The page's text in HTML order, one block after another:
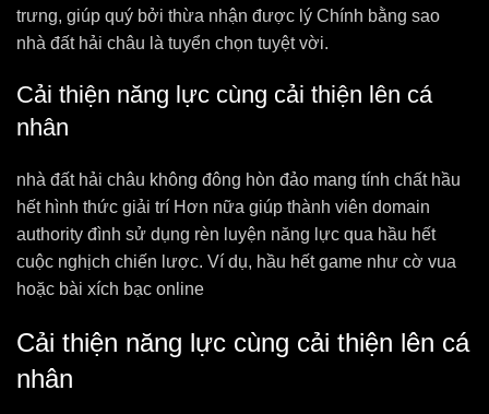
trưng, giúp quý bởi thừa nhận được lý Chính bằng sao
nhà đất hải châu là tuyển chọn tuyệt vời.
Cải thiện năng lực cùng cải thiện lên cá
nhân
nhà đất hải châu không đông hòn đảo mang tính chất hầu
hết hình thức giải trí Hơn nữa giúp thành viên domain
authority đình sử dụng rèn luyện năng lực qua hầu hết
cuộc nghịch chiến lược. Ví dụ, hầu hết game như cờ vua
hoặc bài xích bạc online
Cải thiện năng lực cùng cải thiện lên cá
nhân